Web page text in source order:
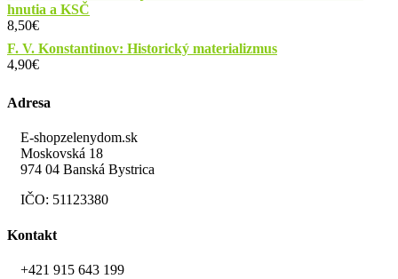
hnutia a KSČ
8,50€
F. V. Konstantinov: Historický materializmus
4,90€
Adresa
E-shopzelenydom.sk
Moskovská 18
974 04 Banská Bystrica
IČO: 51123380
Kontakt
+421 915 643 199